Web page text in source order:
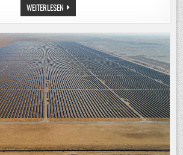
WEITERLESEN FERNWEH:
KUNST
VON
DER
COUCH
AUS